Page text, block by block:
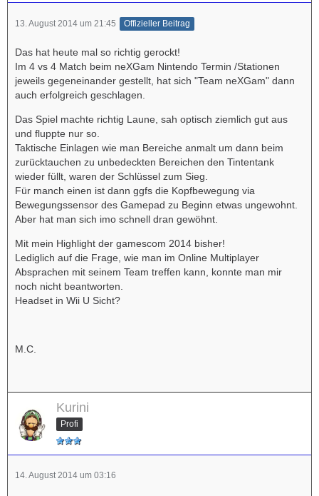
13. August 2014 um 21:45 Offizieller Beitrag
Das hat heute mal so richtig gerockt!
Im 4 vs 4 Match beim neXGam Nintendo Termin /Stationen
jeweils gegeneinander gestellt, hat sich "Team neXGam" dann
auch erfolgreich geschlagen.
Das Spiel machte richtig Laune, sah optisch ziemlich gut aus
und fluppte nur so.
Taktische Einlagen wie man Bereiche anmalt um dann beim
zurücktauchen zu unbedeckten Bereichen den Tintentank
wieder füllt, waren der Schlüssel zum Sieg.
Für manch einen ist dann ggfs die Kopfbewegung via
Bewegungssensor des Gamepad zu Beginn etwas ungewohnt.
Aber hat man sich imo schnell dran gewöhnt.
Mit mein Highlight der gamescom 2014 bisher!
Lediglich auf die Frage, wie man im Online Multiplayer
Absprachen mit seinem Team treffen kann, konnte man mir
noch nicht beantworten.
Headset in Wii U Sicht?
M.C.
Kurini
Profi
14. August 2014 um 03:16